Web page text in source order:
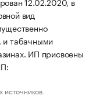
вид
и табачными
ИП присвоены
источников.